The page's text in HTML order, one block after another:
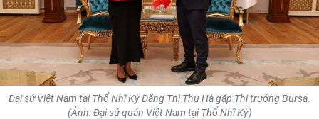
MÔI TRƯỜNG
BẠN ĐỌC
KIỂM CHỨNG THÔNG TIN
Đại sứ Việt Nam tại Thổ Nhĩ Kỳ Đặng Thị Thu Hà gặp Thị trưởng Bursa.
(Ảnh: Đại sứ quán Việt Nam tại Thổ Nhĩ Kỳ)